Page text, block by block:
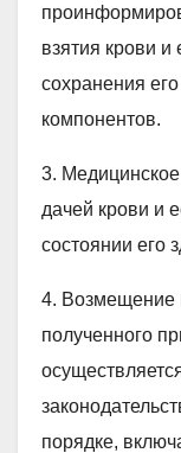
взятия крови и
сохранения
компонентов.
3.
дачей крови и
состоянии его
4. Возмещение
полученного
порядке,